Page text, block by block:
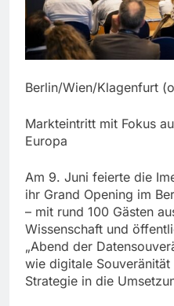
Berlin/Wien/Klagenfurt
Markteintritt mit Fokus
Europa
Am 9. Juni feierte die
ihr Grand Opening im
– mit rund 100 Gästen
Wissenschaft und
„Abend der
wie digitale
Strategie in die